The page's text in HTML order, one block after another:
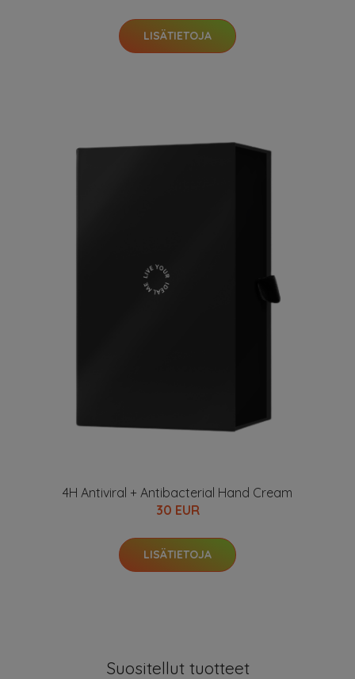
LISÄTIETOJA
4H Antiviral + Antibacterial Hand Cream
30 EUR
LISÄTIETOJA
Suositellut tuotteet